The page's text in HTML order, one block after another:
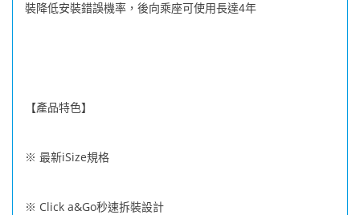
裝降低安裝錯誤機率，後向乘座可使用長達4年
【產品特色】
※ 最新iSize規格
※ Click a&Go秒速拆裝設計